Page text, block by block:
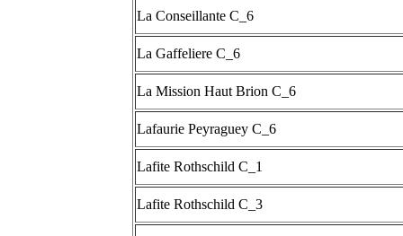
La Conseillante C_6
La Gaffeliere C_6
La Mission Haut Brion C_6
Lafaurie Peyraguey C_6
Lafite Rothschild C_1
Lafite Rothschild C_3